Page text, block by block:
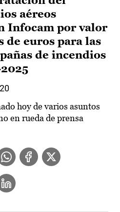
aéreos
Infocam por valor
de euros para las
de incendios
hoy de varios asuntos
en rueda de prensa